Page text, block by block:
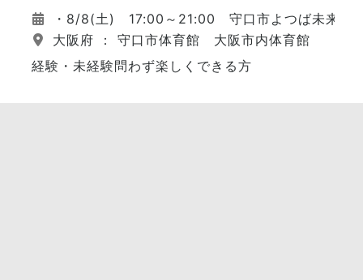
・8/8(土) 17:00～21:00 守口市よつば未来
大阪府 ： 守口市体育館 大阪市内体育館
経験・未経験問わず楽しくできる方